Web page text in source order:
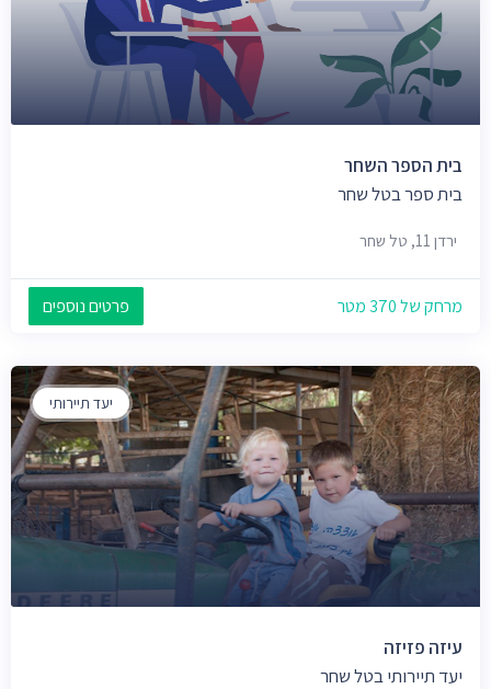
בית הספר השחר
בית ספר בטל שחר
ירדן 11, טל שחר
מרחק של 370 מטר פרטים נוספים
יעד תיירותי
עיזה פזיזה
יעד תיירותי בטל שחר